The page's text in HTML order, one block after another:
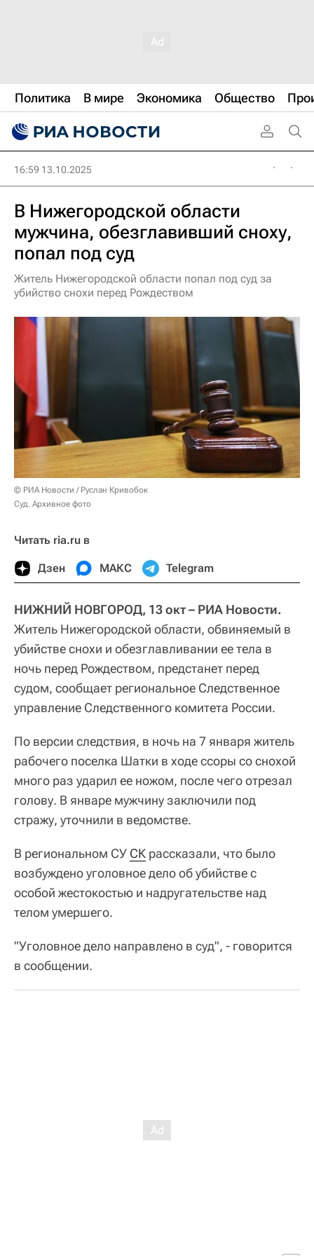
Политика В мире Экономика Общество
16:59 13.10.2025
В Нижегородской области
мужчина, обезглавивший сноху,
попал под суд
Житель Нижегородской области попал под суд за
убийство снохи перед Рождеством
© РИА Новости / Руслан Кривобок
Суд. Архивное фото
Читать ria.ru в
Дзен МАКС Telegram
НИЖНИЙ НОВГОРОД, 13 окт – РИА Новости.
Житель Нижегородской области, обвиняемый в
убийстве снохи и обезглавливании ее тела в
ночь перед Рождеством, предстанет перед
судом, сообщает региональное Следственное
управление Следственного комитета России.
По версии следствия, в ночь на 7 января житель
рабочего поселка Шатки в ходе ссоры со снохой
много раз ударил ее ножом, после чего отрезал
голову. В январе мужчину заключили под
стражу, уточнили в ведомстве.
В региональном СУ СК рассказали, что было
возбуждено уголовное дело об убийстве с
особой жестокостью и надругательстве над
телом умершего.
"Уголовное дело направлено в суд", - говорится
в сообщении.